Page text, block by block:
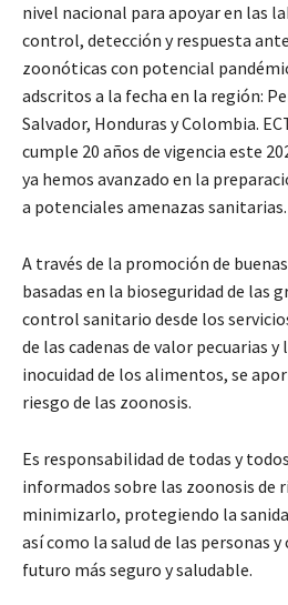
nivel nacional para apoyar en las
control, detección y respuesta
zoonóticas con potencial
adscritos a la fecha en la región:
Salvador, Honduras y Colombia.
cumple 20 años de vigencia este
ya hemos avanzado en la
a potenciales amenazas sanitarias.
A través de la promoción de
basadas en la bioseguridad de las
control sanitario desde los
de las cadenas de valor pecuarias y
inocuidad de los alimentos, se
riesgo de las zoonosis.
Es responsabilidad de todas y
informados sobre las zoonosis de
minimizarlo, protegiendo la
así como la salud de las personas
futuro más seguro y saludable.